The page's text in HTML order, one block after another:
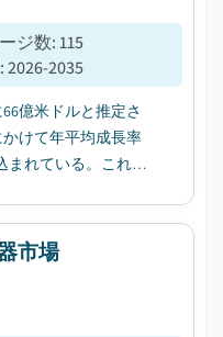
ジ数:115
:2026-2035
億米ドルと推定さ
けて年平均成長率
まれている。これ
市場